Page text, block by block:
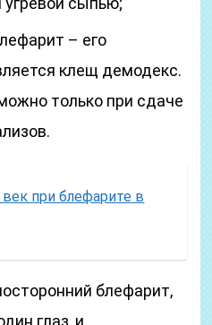
– его
клещ демодекс.
только при сдаче
при блефарите в
блефарит,
глаз, и